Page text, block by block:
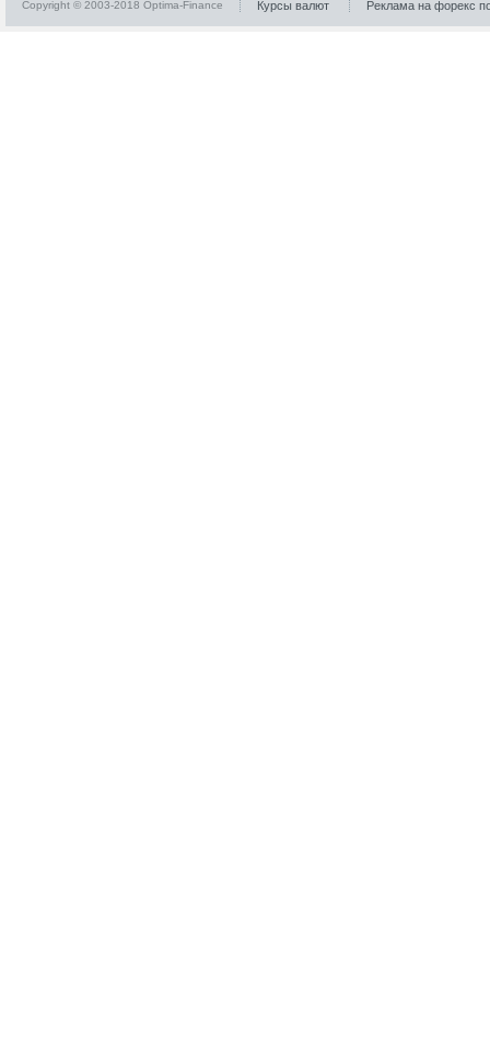
Copyright © 2003-2018 Optima-Finance Курсы валют Реклама на форекс